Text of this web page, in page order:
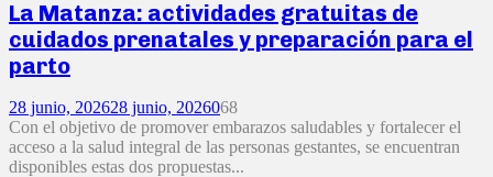
La Matanza: actividades gratuitas de
cuidados prenatales y preparación para el
parto
28 junio, 202628 junio, 2026068
Con el objetivo de promover embarazos saludables y fortalecer el
acceso a la salud integral de las personas gestantes, se encuentran
disponibles estas dos propuestas...